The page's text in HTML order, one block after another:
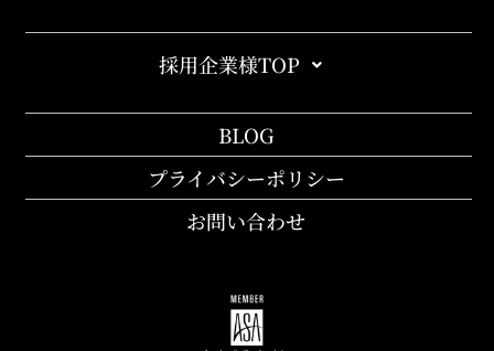
採用企業様TOP
BLOG
プライバシーポリシー
お問い合わせ